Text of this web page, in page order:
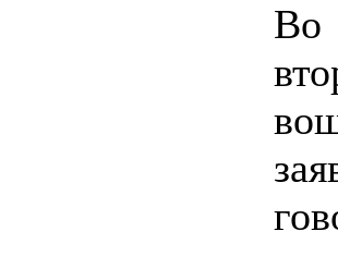
Во